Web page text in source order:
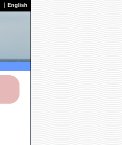
English